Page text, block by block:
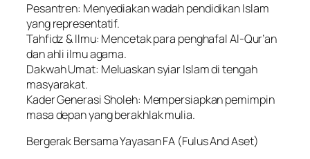
Pesantren: Menyediakan wadah pendidikan Islam
yang representatif.
Tahfidz & Ilmu: Mencetak para penghafal Al-Qur’an
dan ahli ilmu agama.
Dakwah Umat: Meluaskan syiar Islam di tengah
masyarakat.
Kader Generasi Sholeh: Mempersiapkan pemimpin
masa depan yang berakhlak mulia.
Bergerak Bersama Yayasan FA (Fulus And Aset)